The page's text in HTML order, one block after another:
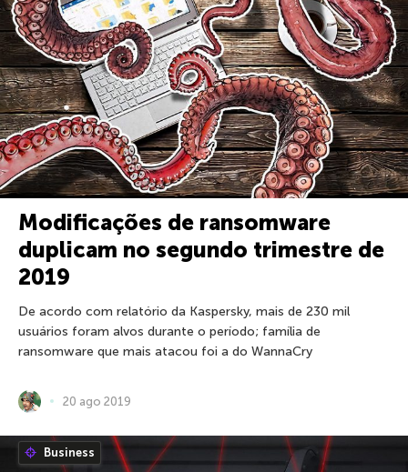
Modificações de ransomware
duplicam no segundo trimestre de
2019
De acordo com relatório da Kaspersky, mais de 230 mil
usuários foram alvos durante o período; família de
ransomware que mais atacou foi a do WannaCry
20 ago 2019
Business